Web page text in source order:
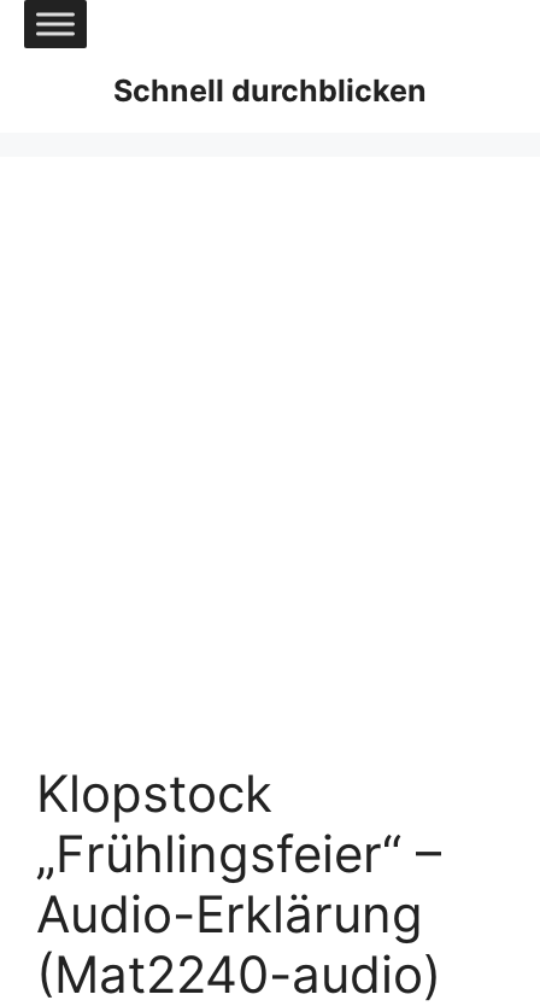
Zum
Inhalt
Schnell durchblicken
Klopstock
„Frühlingsfeier“ –
Audio-Erklärung
(Mat2240-audio)